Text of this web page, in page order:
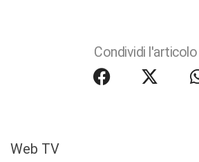
Condividi l'articolo
Web TV